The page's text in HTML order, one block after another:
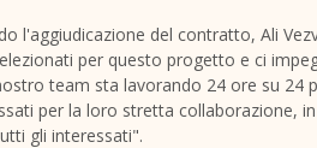
l'aggiudicazione del contratto, Ali
per questo progetto e ci
team sta lavorando 24 ore su
per la loro stretta collaborazione,
gli interessati".